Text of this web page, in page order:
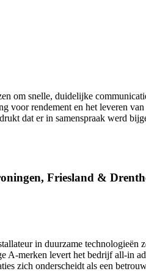
om snelle, duidelijke
voor rendement en het leveren
dat er in samenspraak werd
Friesland &
in duurzame technologieën
A-merken levert het bedrijf all-in
zich onderscheidt als een